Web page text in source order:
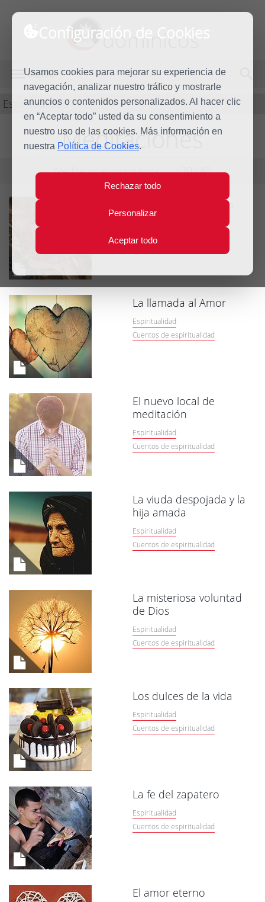
Configuración de Cookies
Usamos cookies para mejorar su experiencia de
navegación, analizar nuestro tráfico y mostrarle
anuncios o contenidos personalizados. Al hacer clic
en “Aceptar todo” usted da su consentimiento a
nuestro uso de las cookies. Más información en
nuestra Política de Cookies.
Rechazar todo
Personalizar
Aceptar todo
dominicos
MENÚ
Espiritualidad
Meditaciones
Meditaciones por página:10/20/40
El tejedor compasivo
Cuentos de espiritualidad
La llamada al Amor
Espiritualidad
Cuentos de espiritualidad
El nuevo local de
meditación
Espiritualidad
Cuentos de espiritualidad
La viuda despojada y la
hija amada
Espiritualidad
Cuentos de espiritualidad
La misteriosa voluntad
de Dios
Espiritualidad
Cuentos de espiritualidad
Los dulces de la vida
Espiritualidad
Cuentos de espiritualidad
La fe del zapatero
Espiritualidad
Cuentos de espiritualidad
El amor eterno